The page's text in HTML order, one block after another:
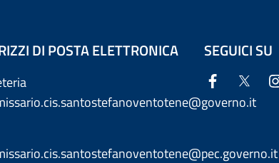
DI POSTA ELETTRONICA SEGUICI SU